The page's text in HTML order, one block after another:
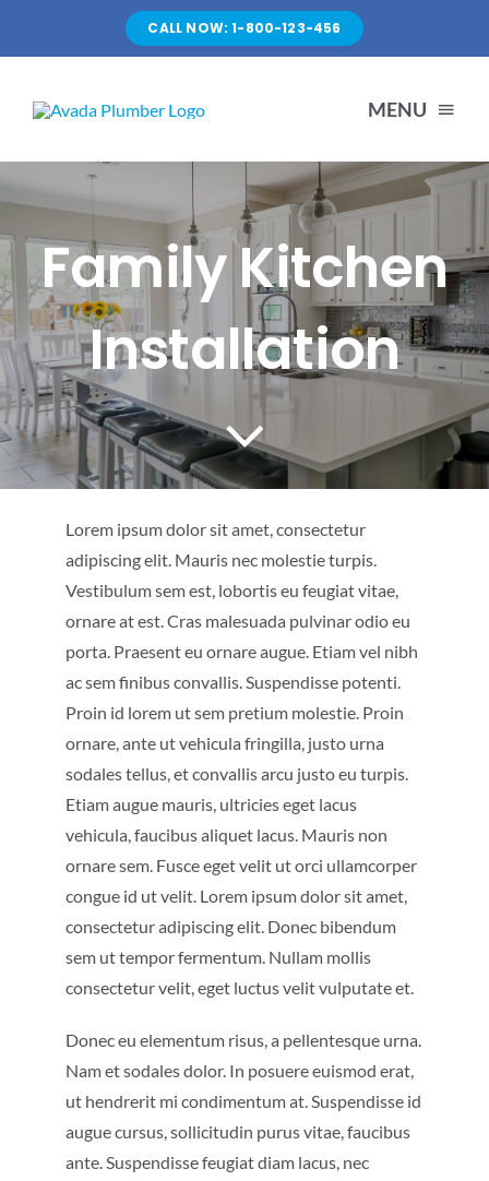
CALL NOW: 1-800-123-456
MENU
HOME
SERVICES
ABOUT US
PORTFOLIO
BLOG
CONTACT US
Family Kitchen
Installation
Lorem ipsum dolor sit amet, consectetur
adipiscing elit. Mauris nec molestie turpis.
Vestibulum sem est, lobortis eu feugiat vitae,
ornare at est. Cras malesuada pulvinar odio eu
porta. Praesent eu ornare augue. Etiam vel nibh
ac sem finibus convallis. Suspendisse potenti.
Proin id lorem ut sem pretium molestie. Proin
ornare, ante ut vehicula fringilla, justo urna
sodales tellus, et convallis arcu justo eu turpis.
Etiam augue mauris, ultricies eget lacus
vehicula, faucibus aliquet lacus. Mauris non
ornare sem. Fusce eget velit ut orci ullamcorper
congue id ut velit. Lorem ipsum dolor sit amet,
consectetur adipiscing elit. Donec bibendum
sem ut tempor fermentum. Nullam mollis
consectetur velit, eget luctus velit vulputate et.
Donec eu elementum risus, a pellentesque urna.
Nam et sodales dolor. In posuere euismod erat,
ut hendrerit mi condimentum at. Suspendisse id
augue cursus, sollicitudin purus vitae, faucibus
ante. Suspendisse feugiat diam lacus, nec